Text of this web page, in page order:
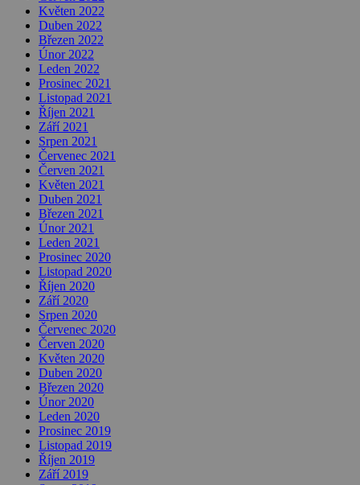
Květen 2022
Duben 2022
Březen 2022
Únor 2022
Leden 2022
Prosinec 2021
Listopad 2021
Říjen 2021
Září 2021
Srpen 2021
Červenec 2021
Červen 2021
Květen 2021
Duben 2021
Březen 2021
Únor 2021
Leden 2021
Prosinec 2020
Listopad 2020
Říjen 2020
Září 2020
Srpen 2020
Červenec 2020
Červen 2020
Květen 2020
Duben 2020
Březen 2020
Únor 2020
Leden 2020
Prosinec 2019
Listopad 2019
Říjen 2019
Září 2019